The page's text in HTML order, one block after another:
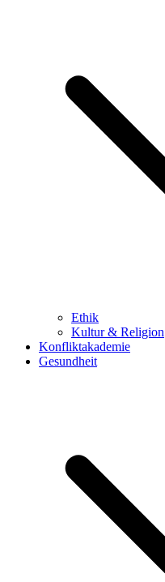
Ethik
Kultur & Religion
Konfliktakademie
Gesundheit